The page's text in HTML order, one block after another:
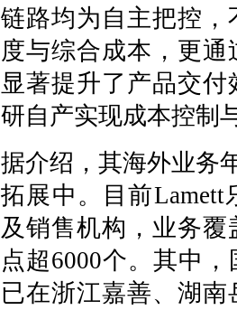
链路均为自主把控
度与综合成本，更
显著提升了产品交
研自产实现成本控制
据介绍，其海外业务
拓展中。目前
及销售机构，业务
点超6000个。其中
已在浙江嘉善、湖